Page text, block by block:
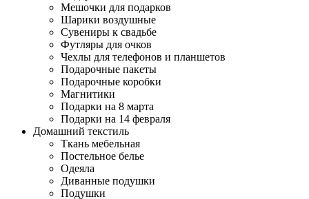
Мешочки для подарков
Шарики воздушные
Сувениры к свадьбе
Футляры для очков
Чехлы для телефонов и планшетов
Подарочные пакеты
Подарочные коробки
Магнитики
Подарки на 8 марта
Подарки на 14 февраля
Домашний текстиль
Ткань мебельная
Постельное белье
Одеяла
Диванные подушки
Подушки